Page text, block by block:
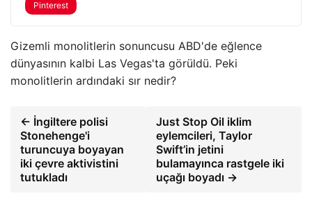
Pinterest
Gizemli monolitlerin sonuncusu ABD'de eğlence
dünyasının kalbi Las Vegas'ta görüldü. Peki
monolitlerin ardındaki sır nedir?
← İngiltere polisi
Stonehenge'i
turuncuya boyayan
iki çevre aktivistini
tutukladı
Just Stop Oil iklim
eylemcileri, Taylor
Swift’in jetini
bulamayınca rastgele iki
uçağı boyadı →